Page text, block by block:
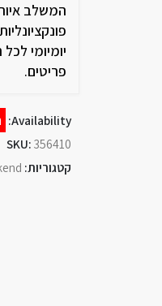
המשלב
יומיומי
פריטים.
Availability:
SKU: 356410
קטגוריות: